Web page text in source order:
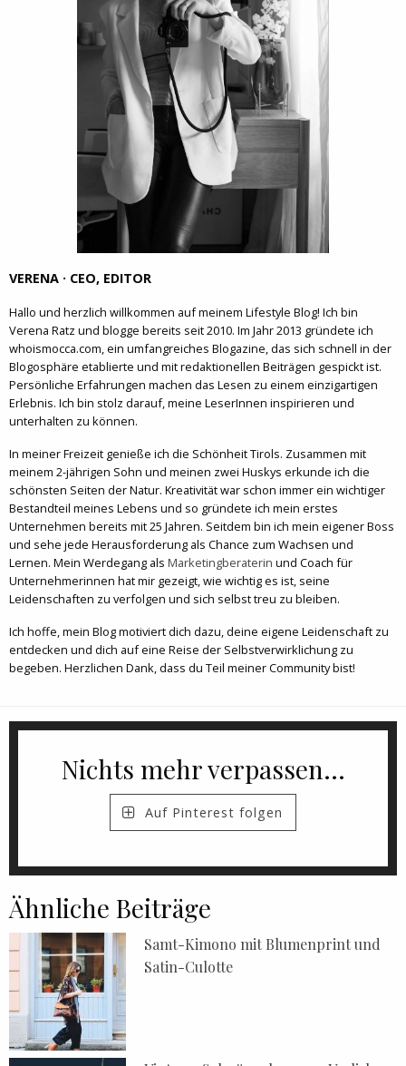
VERENA · CEO, EDITOR
Hallo und herzlich willkommen auf meinem Lifestyle Blog! Ich bin
Verena Ratz und blogge bereits seit 2010. Im Jahr 2013 gründete ich
whoismocca.com, ein umfangreiches Blogazine, das sich schnell in der
Blogosphäre etablierte und mit redaktionellen Beiträgen gespickt ist.
Persönliche Erfahrungen machen das Lesen zu einem einzigartigen
Erlebnis. Ich bin stolz darauf, meine LeserInnen inspirieren und
unterhalten zu können.
In meiner Freizeit genieße ich die Schönheit Tirols. Zusammen mit
meinem 2-jährigen Sohn und meinen zwei Huskys erkunde ich die
schönsten Seiten der Natur. Kreativität war schon immer ein wichtiger
Bestandteil meines Lebens und so gründete ich mein erstes
Unternehmen bereits mit 25 Jahren. Seitdem bin ich mein eigener Boss
und sehe jede Herausforderung als Chance zum Wachsen und
Lernen. Mein Werdegang als Marketingberaterin und Coach für
Unternehmerinnen hat mir gezeigt, wie wichtig es ist, seine
Leidenschaften zu verfolgen und sich selbst treu zu bleiben.
Ich hoffe, mein Blog motiviert dich dazu, deine eigene Leidenschaft zu
entdecken und dich auf eine Reise der Selbstverwirklichung zu
begeben. Herzlichen Dank, dass du Teil meiner Community bist!
Nichts mehr verpassen...
Auf Pinterest folgen
Ähnliche Beiträge
Samt-Kimono mit Blumenprint und
Satin-Culotte